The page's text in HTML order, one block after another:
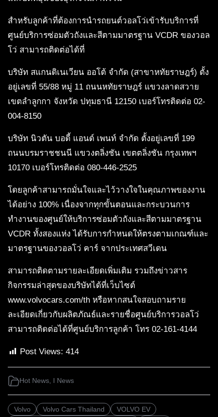
สำหรับลูกค้าที่ต้องการนำรถยนต์วอลโว่เข้ารับบริการที่
ศูนย์บริการซ่อมตัวถังและสีตามมาตรฐาน VCDR ของวอล
โว่ สามารถติดต่อได้ที่
บริษัท สแกนดิเนเวียน ออโต้ จำกัด (สาขาหทัยราษฎร์) ตั้ง
อยู่เลขที่ 55/88 หมู่ 11 ถนนหทัยราษฎร์ แขวงลาดสวาย
เขตลำลูกกา จังหวัด ปทุมธานี 12150 เบอร์โทรติดต่อ 02-
004-8150
บริษัท นิวตัน บอดี้ แอนด์ เพนท์ จำกัด ตั้งอยู่เลขที่ 199
ถนนบรมราชชนนี แขวงตลิ่งชัน เขตตลิ่งชัน กรุงเทพฯ
10170 เบอร์โทรติดต่อ 080-446-2525
โดยลูกค้าสามารถมั่นใจและไว้วางใจในคุณภาพของงาน
ได้อย่าง 100% เนื่องจากทุกขั้นตอนและกระบวนการ
ทำงานของศูนย์ให้บริการซ่อมตัวถังและสีตามมาตรฐาน
VCDR ทั้งสองแห่ง ได้รับการกำหนดให้ตรงตามเกณฑ์และ
มาตรฐานของวอลโว่ คาร์ จากประเทศสวีเดน
สามารถติดตามรายละเอียดเพิ่มเติม รวมถึงข่าวสาร
กิจกรรมล่าสุดของบริษัทได้ที่เว็บไซต์
www.volvocars.com/th หรือหากสนใจสอบถามราย
ละเอียดเกี่ยวกับผลิตภัณธ์และรายชื่อศูนย์บริการวอลโว่
สามารถติดต่อได้ที่ศูนย์บริการลูกค้า โทร 02-161-4144
Post Views: 414
Hot News, I News
Volvo Volvo Cars Thailand
VOLVO EV